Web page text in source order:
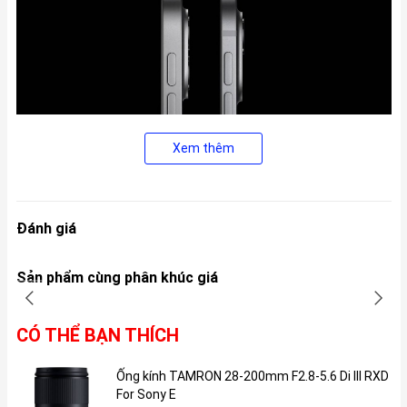
Xem thêm
Đánh giá
Sản phẩm cùng phân khúc giá
CÓ THỂ BẠN THÍCH
Ống kính TAMRON 28-200mm F2.8-5.6 Di III RXD
For Sony E